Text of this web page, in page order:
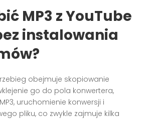
MP3 z YouTube
instalowania
obejmuje skopiowanie
go do pola konwertera,
uruchomienie konwersji i
pliku, co zwykle zajmuje kilka